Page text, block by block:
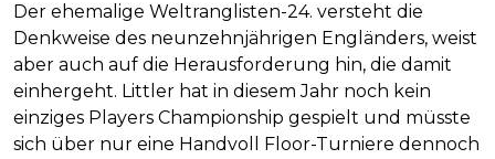
Der ehemalige Weltranglisten-24. versteht die
Denkweise des neunzehnjährigen Engländers, weist
aber auch auf die Herausforderung hin, die damit
einhergeht. Littler hat in diesem Jahr noch kein
einziges Players Championship gespielt und müsste
sich über nur eine Handvoll Floor-Turniere dennoch